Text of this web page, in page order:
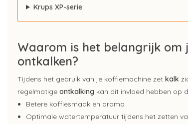
Krups XP-serie
Waarom is het belangrijk om
ontkalken?
Tijdens het gebruik van je koffiemachine zet kalk
regelmatige ontkalking kan dit invloed hebben op
Betere koffiesmaak en aroma
Optimale watertemperatuur tijdens het zetten